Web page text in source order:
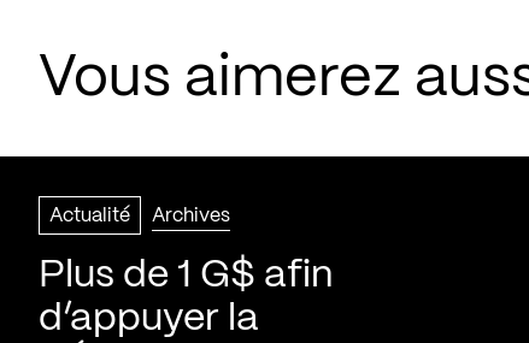
Vous aimerez
Actualité Archives
Plus de 1 G$ afin
d’appuyer la